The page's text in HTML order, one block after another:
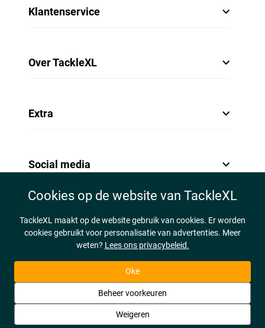
Klantenservice
Over TackleXL
Extra
Social media
Cookies op de website van TackleXL
TackleXL maakt op de website gebruik van cookies. Er worden
cookies gebruikt voor personalisatie van advertenties. Meer
weten? Lees ons privacybeleid.
Oke
Beheer voorkeuren
Weigeren